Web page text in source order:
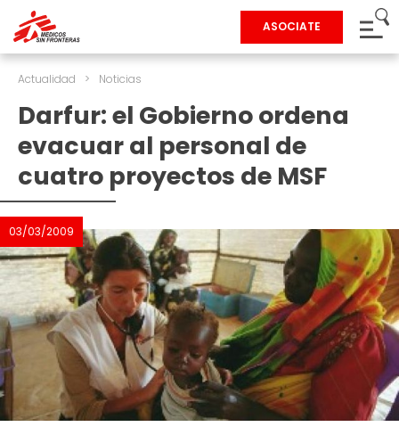
ASOCIATE
Actualidad > Noticias
Darfur: el Gobierno ordena
evacuar al personal de
cuatro proyectos de MSF
03/03/2009